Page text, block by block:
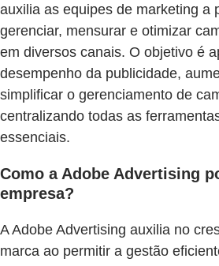
auxilia as equipes de marketing a
gerenciar, mensurar e otimizar
em diversos canais. O objetivo é
desempenho da publicidade,
simplificar o gerenciamento de
centralizando todas as
essenciais.
Como a Adobe Advertising
empresa?
A Adobe Advertising auxilia no
marca ao permitir a gestão